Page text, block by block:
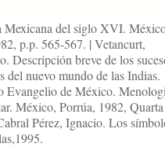
del siglo XVI.
p.p. 565-567. | Vetancurt,
Descripción breve de los
del nuevo mundo de las Indias.
Evangelio de México.
México, Porrúa, 1982, Quarta
Pérez, Ignacio. Los